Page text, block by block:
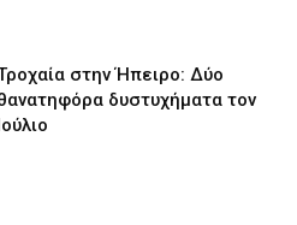
στην Ήπειρο: Δύο
δυστυχήματα τον